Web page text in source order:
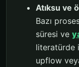
Atıksu ve
Bazı
süresi ve
literatürde
upflow